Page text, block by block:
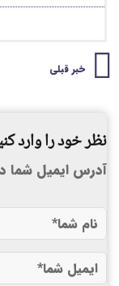
خبر قبلی
نظر خود را وارد
آدرس ایمیل شما